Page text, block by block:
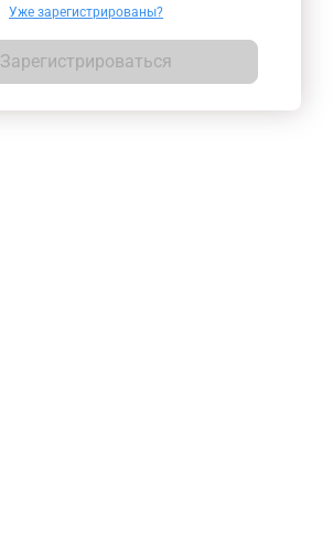
Уже зарегистрированы?
Зарегистрироваться